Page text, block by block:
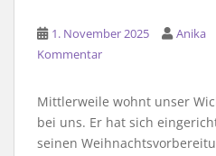
1. November 2025 Anika
Kommentar
Mittlerweile wohnt unser
bei uns. Er hat sich
seinen